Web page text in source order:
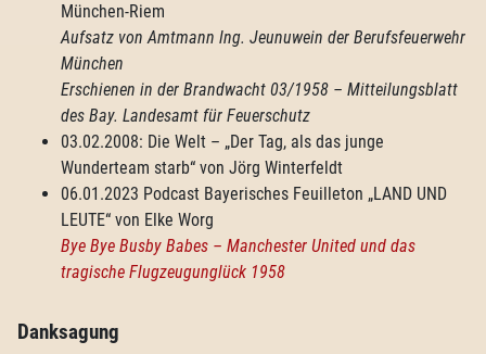
München-Riem
Aufsatz von Amtmann lng. Jeunuwein der Berufsfeuerwehr
München
Erschienen in der Brandwacht 03/1958 – Mitteilungsblatt
des Bay. Landesamt für Feuerschutz
03.02.2008: Die Welt – „Der Tag, als das junge
Wunderteam starb“ von Jörg Winterfeldt
06.01.2023 Podcast Bayerisches Feuilleton „LAND UND
LEUTE“ von Elke Worg
Bye Bye Busby Babes – Manchester United und das
tragische Flugzeugunglück 1958
Danksagung